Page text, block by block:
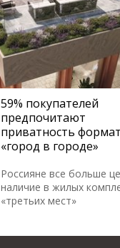
59% покупателей
предпочитают
приватность
«город в городе»
Россияне все больше
наличие в жилых
«третьих мест»